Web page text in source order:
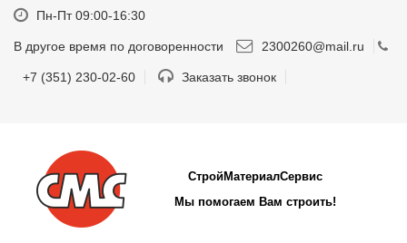
Пн-Пт 09:00-16:30
В другое время по договоренности 2300260@mail.ru
+7 (351) 230-02-60 Заказать звонок
СтройМатериалСервис
Мы помогаем Вам строить!